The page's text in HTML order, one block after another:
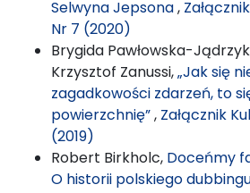
Selwyna Jepsona,
Nr 7 (2020)
Brygida Pawłowska-
Krzysztof Zanussi,„Jak się
zagadkowości zdarzeń, to
powierzchnię”, Załącznik
(2019)
Robert Birkholc, Doceńmy
O historii polskiego